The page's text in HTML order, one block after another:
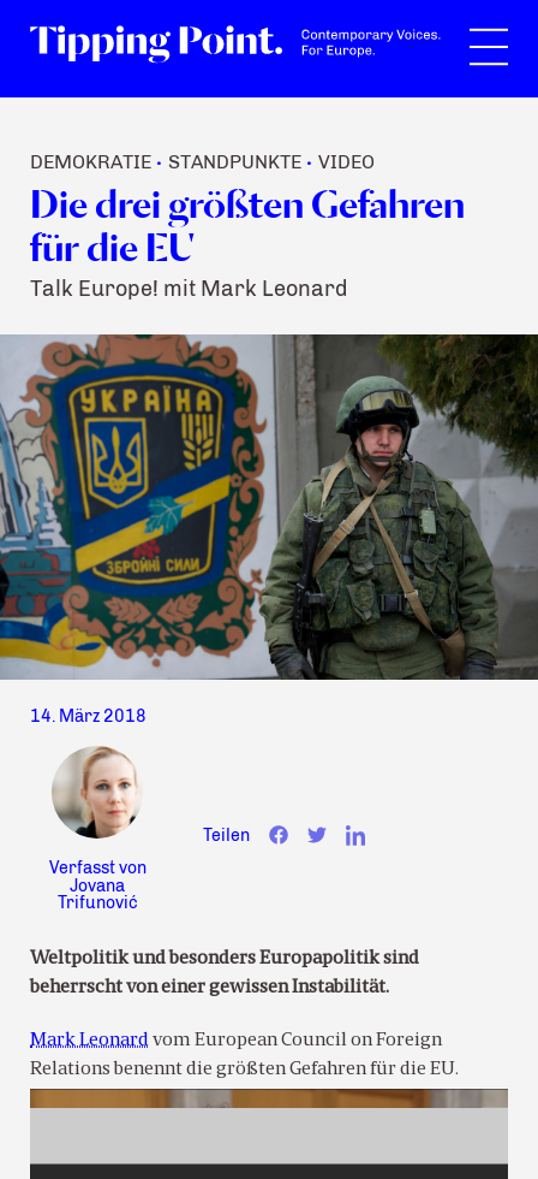
DEMOKRATIE • STANDPUNKTE • VIDEO
Die drei größten Gefahren
für die EU
Talk Europe! mit Mark Leonard
14. März 2018
Verfasst von
Jovana
Trifunović
Teilen
Weltpolitik und besonders Europapolitik sind
beherrscht von einer gewissen Instabilität.
Mark Leonardvom European Council on Foreign
Relations benennt die größten Gefahren für die EU.